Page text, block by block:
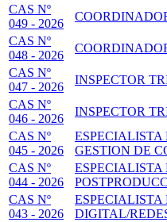
CAS Nº
049 - 2026
CAS Nº
048 - 2026
CAS Nº
047 - 2026
INSPECTOR
CAS Nº
046 - 2026
INSPECTOR
CAS Nº
045 - 2026
ESPECIALISTA
GESTION DE
CAS Nº
044 - 2026
CAS Nº
043 - 2026
DIGITAL/